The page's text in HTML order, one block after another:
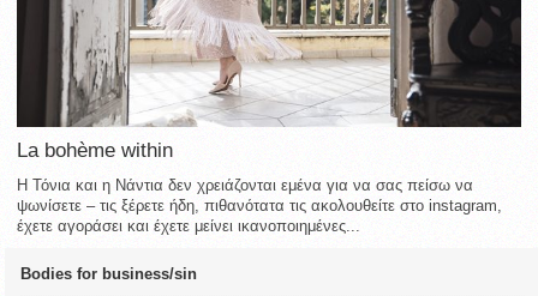
La bohème within
Η Τόνια και η Νάντια δεν χρειάζονται εμένα για να σας πείσω να
ψωνίσετε – τις ξέρετε ήδη, πιθανότατα τις ακολουθείτε στο instagram,
έχετε αγοράσει και έχετε μείνει ικανοποιημένες...
Bodies for business/sin